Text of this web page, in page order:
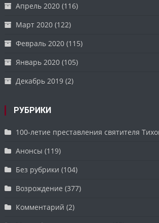
Апрель 2020 (116)
Март 2020 (122)
Февраль 2020 (115)
Январь 2020 (105)
Декабрь 2019 (2)
РУБРИКИ
100-летие преставления святителя
Анонсы (119)
Без рубрики (104)
Возрождение (377)
Комментарий (2)